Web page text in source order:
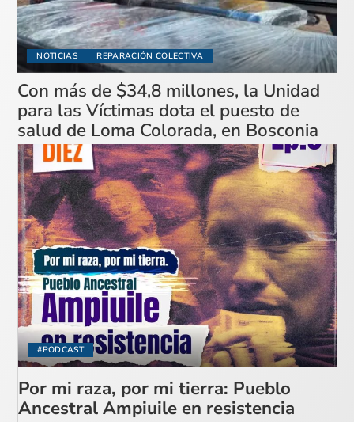
NOTICIAS REPARACIÓN COLECTIVA
Con más de $34,8 millones, la Unidad
para las Víctimas dota el puesto de
salud de Loma Colorada, en Bosconia
#PODCAST
Por mi raza, por mi tierra: Pueblo
Ancestral Ampiuile en resistencia